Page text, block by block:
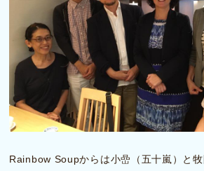
Rainbow Soupからは小嵒（五十嵐）と